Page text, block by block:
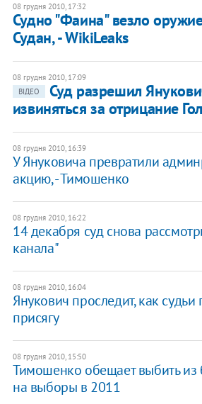
08 грудня 2010, 17:32
Судно "Фаина" везло
Судан, - WikiLeaks
08 грудня 2010, 17:09
ВІДЕО
Суд разрешил
извиняться за отрицание
08 грудня 2010, 16:39
У Януковича превратили
акцию, - Тимошенко
08 грудня 2010, 16:22
14 декабря суд снова
канала"
08 грудня 2010, 16:04
Янукович проследит, как
присягу
08 грудня 2010, 15:50
Тимошенко обещает выбить из
на выборы в 2011